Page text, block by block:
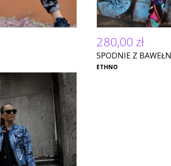
280,00 zł
SPODNIE Z
ETHNO